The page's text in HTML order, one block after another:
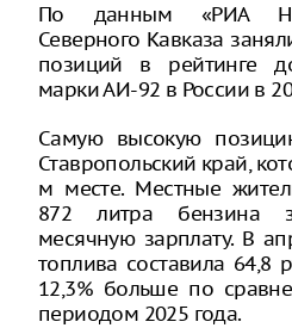
По данным «РИА
Северного Кавказа
позиций в рейтинге
марки АИ-92 в России в
Самую высокую
Ставропольский край,
м месте. Местные
872 литра бензина
месячную зарплату. В
топлива составила 64,8
12,3% больше по
периодом 2025 года.